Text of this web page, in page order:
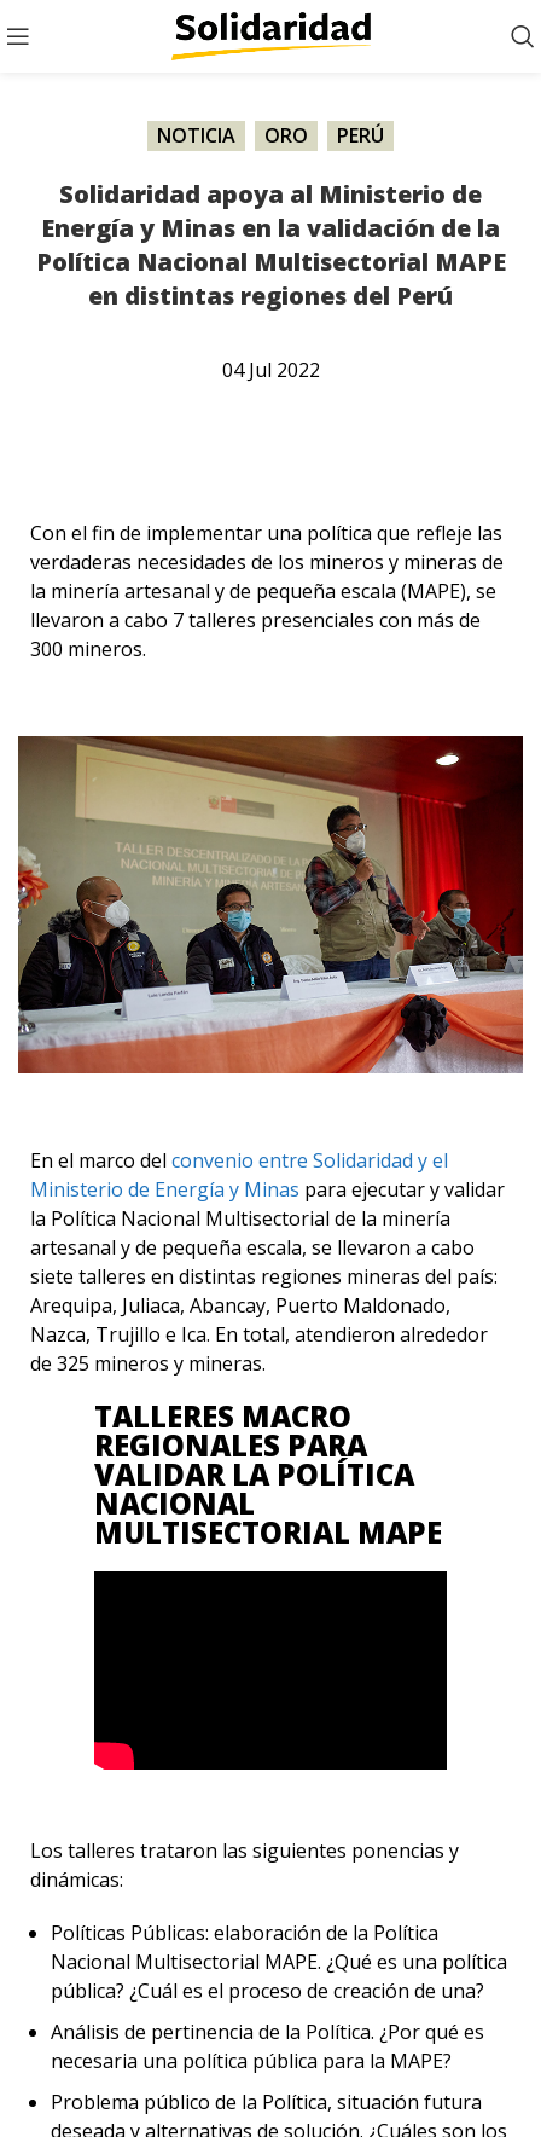
NOTICIA ORO PERÚ
Solidaridad apoya al Ministerio de
Energía y Minas en la validación de la
Política Nacional Multisectorial MAPE
en distintas regiones del Perú
04Jul 2022
Con el fin de implementar una política que refleje las
verdaderas necesidades de los mineros y mineras de
la minería artesanal y de pequeña escala (MAPE), se
llevaron a cabo 7 talleres presenciales con más de
300 mineros.
En el marco del convenio entre Solidaridad y el
Ministerio de Energía y Minas para ejecutar y validar
la Política Nacional Multisectorial de la minería
artesanal y de pequeña escala, se llevaron a cabo
siete talleres en distintas regiones mineras del país:
Arequipa, Juliaca, Abancay, Puerto Maldonado,
Nazca, Trujillo e Ica. En total, atendieron alrededor
de 325 mineros y mineras.
TALLERES MACRO
REGIONALES PARA
VALIDAR LA POLÍTICA
NACIONAL
MULTISECTORIAL MAPE
Los talleres trataron las siguientes ponencias y
dinámicas:
Políticas Públicas: elaboración de la Política
Nacional Multisectorial MAPE. ¿Qué es una política
pública? ¿Cuál es el proceso de creación de una?
Análisis de pertinencia de la Política. ¿Por qué es
necesaria una política pública para la MAPE?
Problema público de la Política, situación futura
deseada y alternativas de solución. ¿Cuáles son los